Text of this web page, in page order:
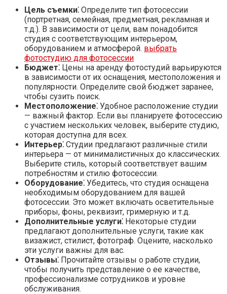
Цель съемки⁚ Определите тип фотосессии
(портретная, семейная, предметная, рекламная и
т.д.). В зависимости от цели, вам понадобится
студия с соответствующим интерьером,
оборудованием и атмосферой. выбрать
фотостудию для фотосессии
Бюджет⁚ Цены на аренду фотостудий варьируются
в зависимости от их оснащения, местоположения и
популярности. Определите свой бюджет заранее,
чтобы сузить поиск.
Местоположение⁚ Удобное расположение студии
— важный фактор. Если вы планируете фотосессию
с участием нескольких человек, выберите студию,
которая доступна для всех.
Интерьер⁚ Студии предлагают различные стили
интерьера — от минималистичных до классических.
Выберите стиль, который соответствует вашим
потребностям и стилю фотосессии.
Оборудование⁚ Убедитесь, что студия оснащена
необходимым оборудованием для вашей
фотосессии. Это может включать осветительные
приборы, фоны, реквизит, гримерную и т.д.
Дополнительные услуги⁚ Некоторые студии
предлагают дополнительные услуги, такие как
визажист, стилист, фотограф. Оцените, насколько
эти услуги важны для вас.
Отзывы⁚ Прочитайте отзывы о работе студии,
чтобы получить представление о ее качестве,
профессионализме сотрудников и уровне
обслуживания.